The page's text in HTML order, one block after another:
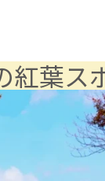
紅葉ス